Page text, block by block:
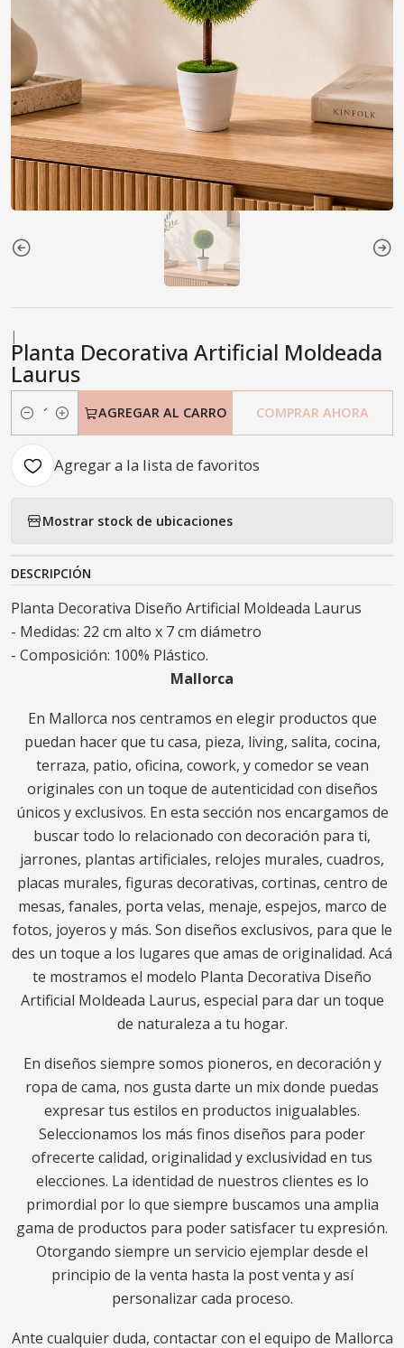
|
Planta Decorativa Artificial Moldeada
Laurus
Cantidad
AGREGAR AL CARRO COMPRAR AHORA
Agregar a la lista de favoritos
Mostrar stock de ubicaciones
DESCRIPCIÓN
Planta Decorativa Diseño Artificial Moldeada Laurus
- Medidas: 22 cm alto x 7 cm diámetro
- Composición: 100% Plástico.
Mallorca
En Mallorca nos centramos en elegir productos que
puedan hacer que tu casa, pieza, living, salita, cocina,
terraza, patio, oficina, cowork, y comedor se vean
originales con un toque de autenticidad con diseños
únicos y exclusivos. En esta sección nos encargamos de
buscar todo lo relacionado con decoración para ti,
jarrones, plantas artificiales, relojes murales, cuadros,
placas murales, figuras decorativas, cortinas, centro de
mesas, fanales, porta velas, menaje, espejos, marco de
fotos, joyeros y más. Son diseños exclusivos, para que le
des un toque a los lugares que amas de originalidad. Acá
te mostramos el modelo Planta Decorativa Diseño
Artificial Moldeada Laurus, especial para dar un toque
de naturaleza a tu hogar.
En diseños siempre somos pioneros, en decoración y
ropa de cama, nos gusta darte un mix donde puedas
expresar tus estilos en productos inigualables.
Seleccionamos los más finos diseños para poder
ofrecerte calidad, originalidad y exclusividad en tus
elecciones. La identidad de nuestros clientes es lo
primordial por lo que siempre buscamos una amplia
gama de productos para poder satisfacer tu expresión.
Otorgando siempre un servicio ejemplar desde el
principio de la venta hasta la post venta y así
personalizar cada proceso.
Ante cualquier duda, contactar con el equipo de Mallorca